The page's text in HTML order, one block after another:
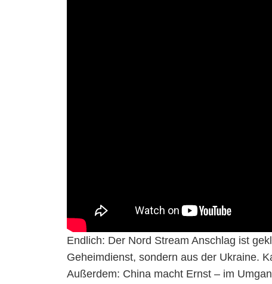
Endlich: Der Nord Stream Anschlag ist
Geheimdienst, sondern aus der Ukraine.
Außerdem: China macht Ernst – im